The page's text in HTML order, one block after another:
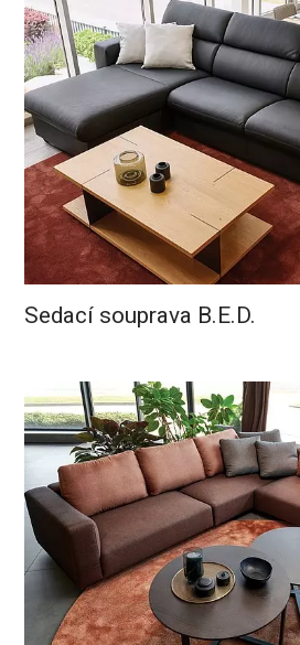
Sedací souprava B.E.D.